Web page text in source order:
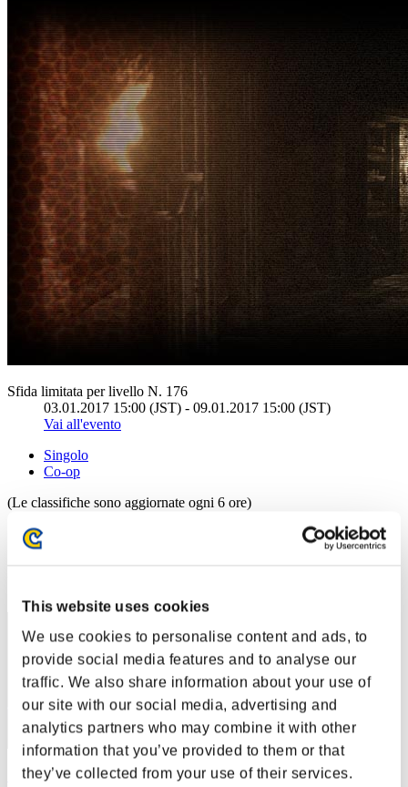
This website uses cookies
We use cookies to personalise content and ads, to
provide social media features and to analyse our
traffic. We also share information about your use of
our site with our social media, advertising and
analytics partners who may combine it with other
information that you’ve provided to them or that
they’ve collected from your use of their services.
Sfida limitata per livello N. 176
03.01.2017 15:00 (JST) - 09.01.2017 15:00 (JST)
Vai all'evento
Singolo
Co-op
(Le classifiche sono aggiornate ogni 6 ore)
Classifiche
コスガイバー